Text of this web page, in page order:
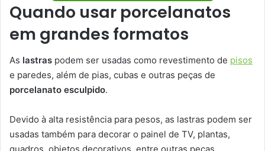
Quando usar porcelanatos
em grandes formatos
As lastras podem ser usadas como revestimento de pisos
e paredes, além de pias, cubas e outras peças de
porcelanato esculpido.
Devido à alta resistência para pesos, as lastras podem ser
usadas também para decorar o painel de TV, plantas,